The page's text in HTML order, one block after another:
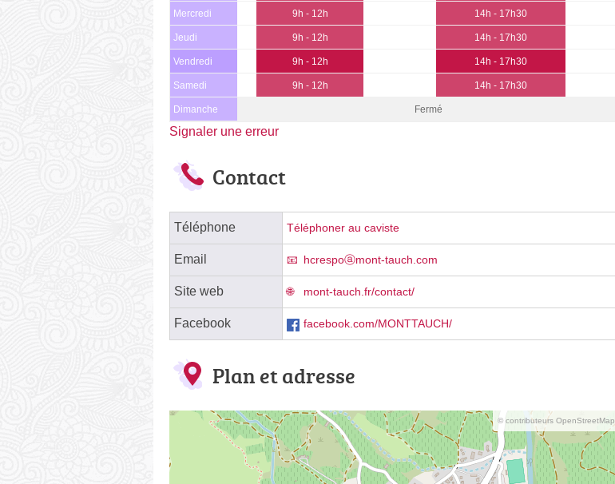
Mercredi 9h - 12h 14h - 17h30
Jeudi 9h - 12h 14h - 17h30
Vendredi 9h - 12h 14h - 17h30
Samedi 9h - 12h 14h - 17h30
Dimanche Fermé
Signaler une erreur
Contact
Téléphone Téléphoner au caviste
Email hcrespoⓐmont-tauch.com
Site web mont-tauch.fr/contact/
Facebook facebook.com/MONTTAUCH/
Plan et adresse
© contributeurs OpenStreetMap